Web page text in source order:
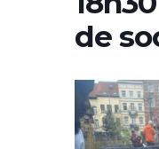
de